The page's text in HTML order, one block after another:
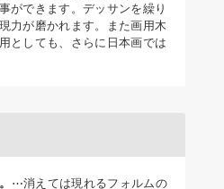
ができます。デッサンを繰り
力が磨かれます。また画用木
としても、さらに日本画では
⋯消えては現れるフォルムの